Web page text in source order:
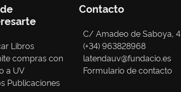
Libros
compras con
a UV
Publicaciones
Contacto
C/ Amadeo de Saboya, 4
(+34) 963828968
latendauv@fundacio.es
Formulario de contacto